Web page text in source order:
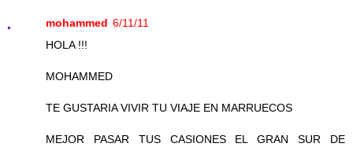
mohammed 6/11/11
HOLA !!!
MOHAMMED
TE GUSTARIA VIVIR TU VIAJE EN MARRUECOS
MEJOR PASAR TUS CASIONES EL GRAN SUR DE